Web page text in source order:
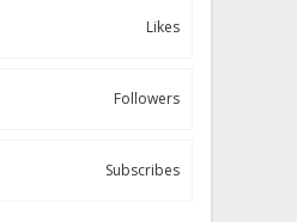
Likes
Followers
Subscribes